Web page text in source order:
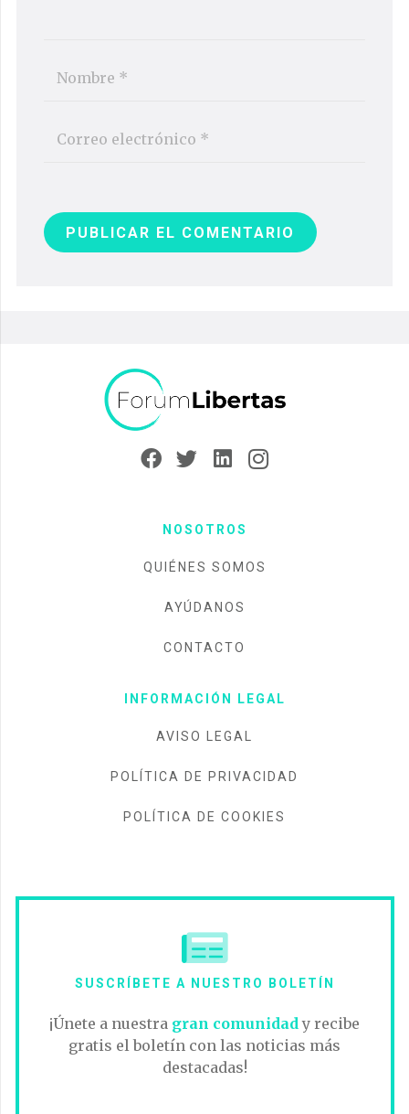
PUBLICAR EL COMENTARIO
NOSOTROS
QUIÉNES SOMOS
AYÚDANOS
CONTACTO
INFORMACIÓN LEGAL
AVISO LEGAL
POLÍTICA DE PRIVACIDAD
POLÍTICA DE COOKIES
SUSCRÍBETE A NUESTRO BOLETÍN
¡Únete a nuestra gran comunidad y recibe
gratis el boletín con las noticias más
destacadas!